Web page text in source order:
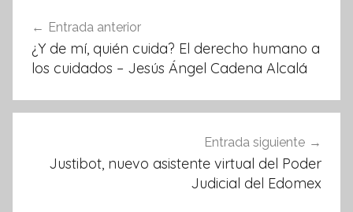
o
k
p
de
entradas
Entrada anterior
¿Y de mí, quién cuida? El derecho humano a
los cuidados – Jesús Ángel Cadena Alcalá
Entrada siguiente
Justibot, nuevo asistente virtual del Poder
Judicial del Edomex